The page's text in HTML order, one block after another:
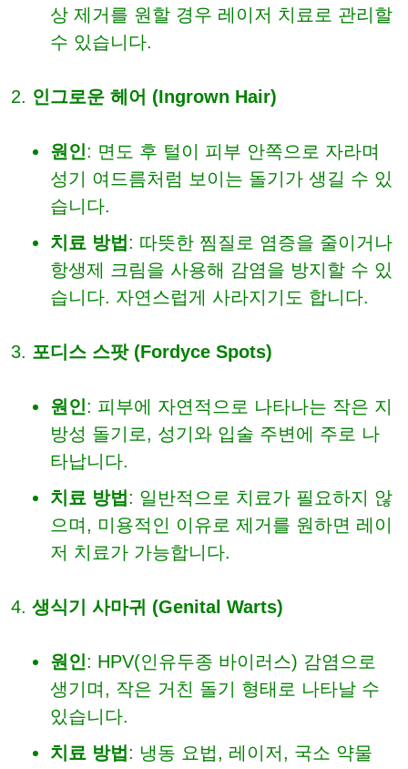
상 제거를 원할 경우 레이저 치료로 관리할
수 있습니다.
인그로운 헤어 (Ingrown Hair)
원인: 면도 후 털이 피부 안쪽으로 자라며
성기 여드름처럼 보이는 돌기가 생길 수 있
습니다.
치료 방법 : 따뜻한 찜질로 염증을 줄이거나
항생제 크림을 사용해 감염을 방지할 수 있
습니다. 자연스럽게 사라지기도 합니다.
포디스 스팟 (Fordyce Spots)
원인: 피부에 자연적으로 나타나는 작은 지
방성 돌기로, 성기와 입술 주변에 주로 나
타납니다.
치료 방법 : 일반적으로 치료가 필요하지 않
으며, 미용적인 이유로 제거를 원하면 레이
저 치료가 가능합니다.
생식기 사마귀 (Genital Warts)
원인: HPV(인유두종 바이러스) 감염으로
생기며, 작은 거친 돌기 형태로 나타날 수
있습니다.
치료 방법 : 냉동 요법, 레이저, 국소 약물